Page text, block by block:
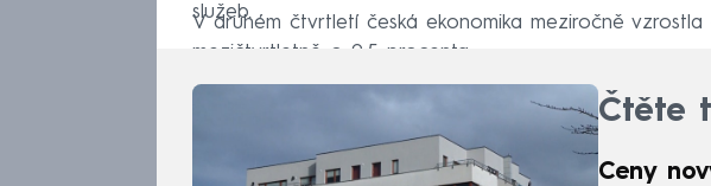
služeb.
V druhém čtvrtletí česká ekonomika meziročně
mezičtvrtletně o 0,5 procenta.
Čtěte
Ceny